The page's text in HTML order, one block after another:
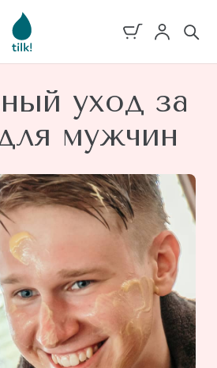
уход за
мужчин